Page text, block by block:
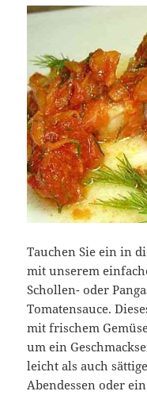
Tauchen Sie ein in
mit unserem
Schollen- oder
Tomatensauce.
mit frischem
um ein
leicht als auch
Abendessen oder